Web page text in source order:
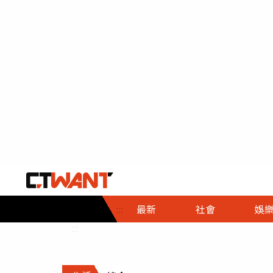
::: 最新 社會
社會首頁
時事
調查
娛樂
娛樂首頁
即時
財經首頁
熱線
政